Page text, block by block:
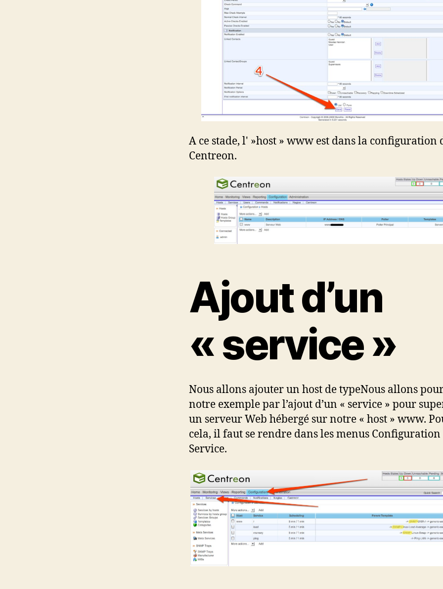
A ce stade, l' »host » www est dans la configuration
Centreon.
Ajout d’un
« service »
Nous allons ajouter un host de typeNous allons
notre exemple par l’ajout d’un « service » pour
un serveur Web hébergé sur notre « host » www.
cela, il faut se rendre dans les menus Configuration
Service.